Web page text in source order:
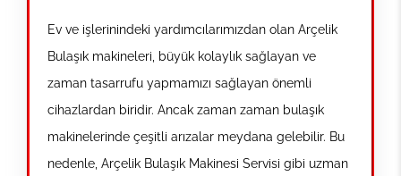
Ev ve işlerinindeki yardımcılarımızdan olan Arçelik
Bulaşık makineleri, büyük kolaylık sağlayan ve
zaman tasarrufu yapmamızı sağlayan önemli
cihazlardan biridir. Ancak zaman zaman bulaşık
makinelerinde çeşitli arızalar meydana gelebilir. Bu
nedenle, Arçelik Bulaşık Makinesi Servisi gibi uzman